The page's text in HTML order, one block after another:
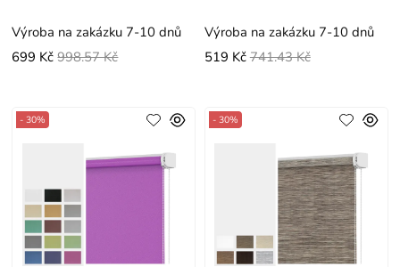
Výroba na zakázku 7-10 dnů
699 Kč 998.57 Kč
Výroba na zakázku 7-10 dnů
519 Kč 741.43 Kč
- 30% - 30%